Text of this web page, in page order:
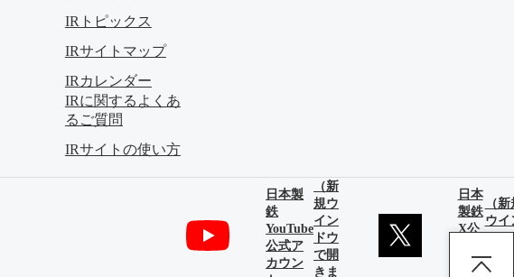
IRトピックス
IRサイトマップ
IRカレンダー
IRに関するよくあ
るご質問
IRサイトの使い方
日本製
鉄
YouTube
公式ア
カウン
（新
規ウ
イン
ドウ
で開
きま
日本
製鉄
X公
カウ
（
ウイ
ドウ
開き
す）